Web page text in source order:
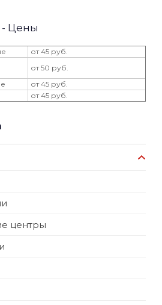
- Цены
от 45 руб.
от 50 руб.
от 45 руб.
от 45 руб.
центры